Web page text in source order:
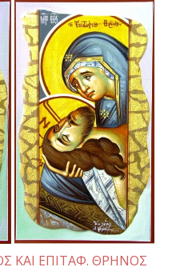
ΚΑΙ ΕΠΙΤΑΦ. ΘΡΗΝΟΣ